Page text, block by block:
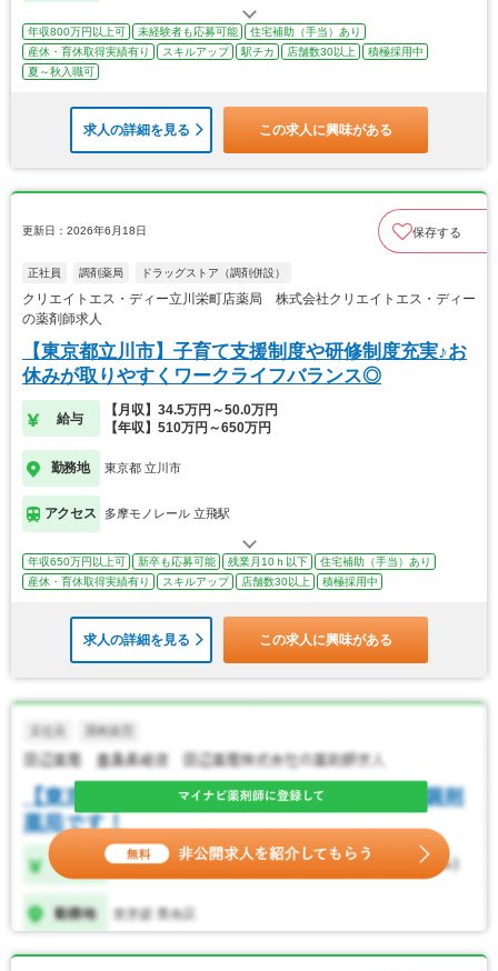
年収800万円以上可 未経験者も応募可能
住宅補助（手当）あり
産休・育休取得実績有り
スキルアップ 駅チカ 店舗数30以上
積極採用中
夏～秋入職可
求人の詳細を見る この求人に興味がある
更新日：2026年6月18日 保存する
正社員 調剤薬局 ドラッグストア（調剤併設）
クリエイトエス・ディー立川栄町店薬局 株式会社クリエイトエス・ディー
の薬剤師求人
【東京都立川市】子育て支援制度や研修制度充実♪お
休みが取りやすくワークライフバランス◎
給与
【月収】34.5万円～50.0万円
【年収】510万円～650万円
勤務地 東京都 立川市
アクセス 多摩モノレール 立飛駅
年収650万円以上可 新卒も応募可能 残業月10ｈ以下
住宅補助（手当）あり
産休・育休取得実績有り
スキルアップ 店舗数30以上 積極採用中
求人の詳細を見る この求人に興味がある